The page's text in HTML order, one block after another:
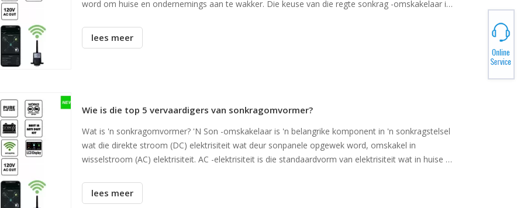
word om huise en ondernemings aan te wakker. Die keuse van die regte sonkrag -omskakelaar is
lees meer
Wie is die top 5 vervaardigers van sonkragomvormer?
Wat is 'n sonkragomvormer? 'N Son -omskakelaar is 'n belangrike komponent in 'n sonkragstelsel
wat die direkte stroom (DC) elektrisiteit wat deur sonpanele opgewek word, omskakel in
wisselstroom (AC) elektrisiteit. AC -elektrisiteit is die standaardvorm van elektrisiteit wat in huise en
lees meer